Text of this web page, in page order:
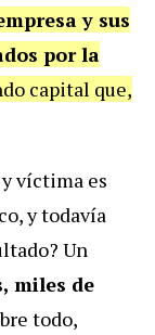
y sus
por la
capital que,
víctima es
y todavía
Un
miles de
todo,